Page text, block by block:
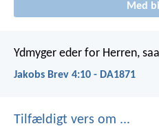
Med
Ydmyger eder for Herren,
Jakobs Brev 4:10 - DA1871
Tilfældigt vers om ...